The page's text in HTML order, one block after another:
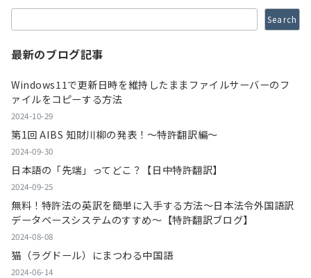
Search
最新のブログ記事
Windows11で更新日時を維持したままファイルサーバーのフ
ァイルをコピーする方法
2024-10-29
第1回 AIBS 知財川柳の発表！～特許翻訳編～
2024-09-30
日本語の「先端」ってどこ？【日中特許翻訳】
2024-09-25
無料！特許法の英訳を簡単に入手する方法～日本法令外国語訳
データベースシステムのすすめ～【特許翻訳ブログ】
2024-08-08
猫（ラグドール）にまつわる中国語
2024-06-14